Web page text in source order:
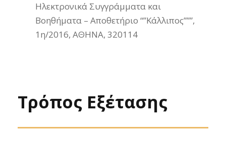
Ηλεκτρονικά Συγγράμματα και
Βοηθήματα – Αποθετήριο “”Κάλλιπος”””,
1η/2016, ΑΘΗΝΑ, 320114
Τρόπος Εξέτασης